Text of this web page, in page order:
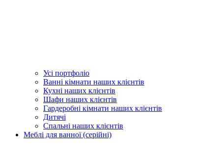
Усі портфоліо
Ванні кімнати наших клієнтів
Кухні наших клієнтів
Шафи наших клієнтів
Гардеробні кімнати наших клієнтів
Дитячі
Спальні наших клієнтів
Меблі для ванної (серійні)